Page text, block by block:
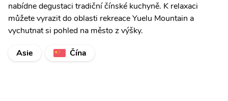
nabídne degustaci tradiční čínské kuchyně. K relaxaci
můžete vyrazit do oblasti rekreace Yuelu Mountain a
vychutnat si pohled na město z výšky.
Asie
Čína